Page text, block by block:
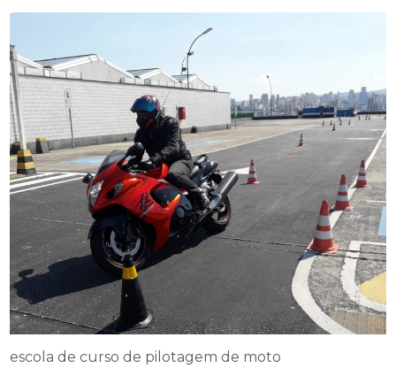
escola de curso de pilotagem de moto